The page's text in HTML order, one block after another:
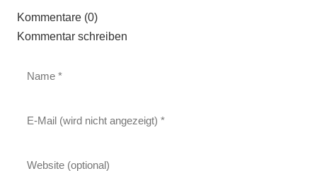
Kommentare (0)
Kommentar schreiben